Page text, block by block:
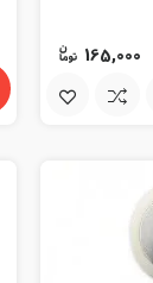
165,000